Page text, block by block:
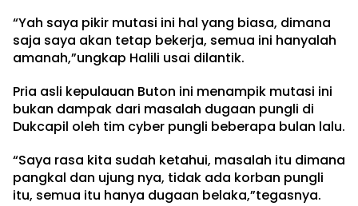
“Yah saya pikir mutasi ini hal yang biasa, dimana
saja saya akan tetap bekerja, semua ini hanyalah
amanah,”ungkap Halili usai dilantik.
Pria asli kepulauan Buton ini menampik mutasi ini
bukan dampak dari masalah dugaan pungli di
Dukcapil oleh tim cyber pungli beberapa bulan lalu.
“Saya rasa kita sudah ketahui, masalah itu dimana
pangkal dan ujung nya, tidak ada korban pungli
itu, semua itu hanya dugaan belaka,”tegasnya.